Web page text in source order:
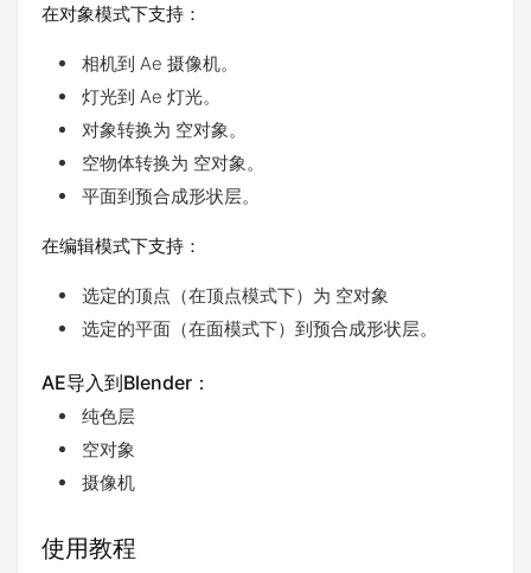
在对象模式下支持：
相机到 Ae 摄像机。
灯光到 Ae 灯光。
对象转换为 空对象。
空物体转换为 空对象。
平面到预合成形状层。
在编辑模式下支持：
选定的顶点（在顶点模式下）为 空对象
选定的平面（在面模式下）到预合成形状层。
AE导入到Blender：
纯色层
空对象
摄像机
使用教程